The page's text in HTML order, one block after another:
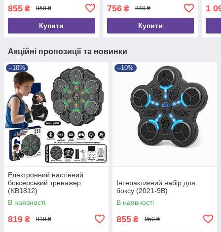
855 ₴ 950 ₴
Купити
756₴ 840 ₴
Купити
1
Акційні пропозиції та новинки
–10%
Електронний настінний
боксерський тренажер
(KB1812)
В наявності
819 ₴ 910 ₴
–10%
Інтерактивний набір для
боксу (2021-9B)
В наявності
855 ₴ 950 ₴